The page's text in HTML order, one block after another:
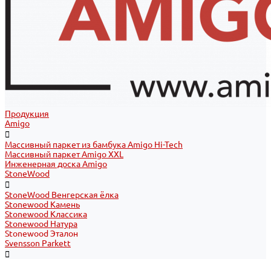
Продукция
Amigo
Массивный паркет из бамбука Amigo Hi-Tech
Массивный паркет Amigo XXL
Инженерная доска Amigo
StoneWood
StoneWood Венгерская ёлка
Stonewood Камень
Stonewood Классика
Stonewood Натура
Stonewood Эталон
Svensson Parkett